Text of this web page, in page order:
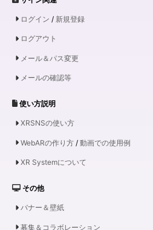
ログイン / 新規登録
ログアウト
メール＆パス変更
メールの確認等
使い方説明
XRSNSの使い方
WebARの作り方 / 動画での使用例
XR Systemについて
その他
バナー＆壁紙
募集＆コラボレーション